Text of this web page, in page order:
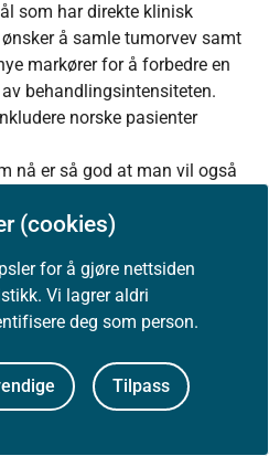
(cookies)
for å gjøre nettsiden
Vi lagrer aldri
deg som person.
Tilpass
som har direkte klinisk
å samle tumorvev samt
markører for å forbedre en
behandlingsintensiteten.
norske pasienter
nå er så god at man vil også
innebærer en risiko for
å forsøke å bedre resultatene
(riktig stadie/riktig histologi)